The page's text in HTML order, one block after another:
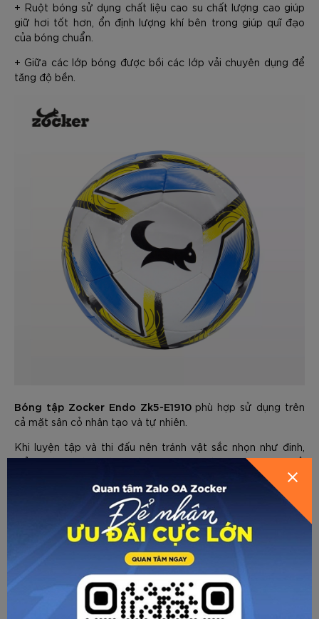
+ Ruột bóng sử dụng chất liệu cao su chất lượng cao giúp
giữ hơi tốt hơn, ổn định lượng khí bên trong giúp quĩ đạo
của bóng chuẩn.
+ Giữa các lớp bóng được bồi các lớp vải chuyên dụng để
tăng độ bền.
Bóng tập Zocker Endo Zk5-E1910 phù hợp sử dụng trên
cả mặt sân cỏ nhân tạo và tự nhiên.
Khi luyện tập và thi đấu nên tránh vật sắc nhọn như đinh,
mảnh sành, hàng rào thép gai. Lau chùi sạch sau khi sử
dụng, bảo quản bóng ở nơi khô ráo, thoáng mát, tránh ẩm
ướt và ánh nắng chiếu trực tiếp.
HƯỚNG DẪN BƠM BÓNG
Chuẩn bị dụng cụ: kim - bơm - đồng hồ đo áp suất
Bước 1: Cắm kim vuông góc với van.
HƯỚNG DẪN CHỌN SIZE
GỬI THÔNG TIN ĐỂ ZOCKER TƯ
VẤN CHO BẠN